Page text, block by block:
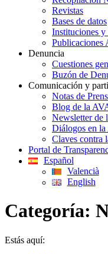
Revistas
Bases de datos
Instituciones y
Publicaciones
Denuncia
Cuestiones
Buzón de
Comunicación y
Notas de
Blog de la
Newsletter de
Diálogos en
Claves contra
Portal de
Español
Valencià
English
Categoría:
Estás aquí: